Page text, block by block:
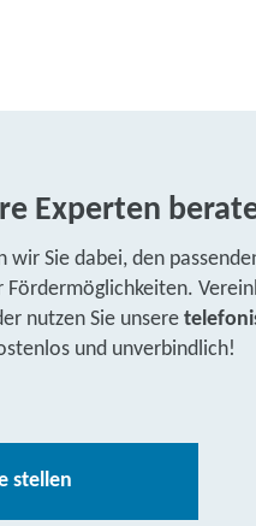
Experten
Sie dabei, den
nutzen Sie unsere
und unverbindlich!
stellen